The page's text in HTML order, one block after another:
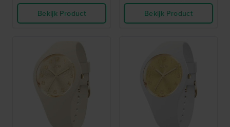
Bekijk Product
Bekijk Product